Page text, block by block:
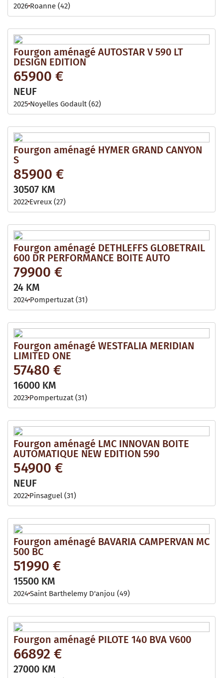
2026 Roanne (42)
Fourgon aménagé AUTOSTAR V 590 LT
DESIGN EDITION
65900 €
NEUF
2025 Noyelles Godault (62)
Fourgon aménagé HYMER GRAND CANYON
S
85900 €
30507 KM
2022 Evreux (27)
Fourgon aménagé DETHLEFFS GLOBETRAIL
600 DR PERFORMANCE BOITE AUTO
79900 €
24 KM
2024 Pompertuzat (31)
Fourgon aménagé WESTFALIA MERIDIAN
LIMITED ONE
57480 €
16000 KM
2023 Pompertuzat (31)
Fourgon aménagé LMC INNOVAN BOITE
AUTOMATIQUE NEW EDITION 590
54900 €
NEUF
2022 Pinsaguel (31)
Fourgon aménagé BAVARIA CAMPERVAN MC
500 BC
51990 €
15500 KM
2024Saint Barthelemy D'anjou (49)
Fourgon aménagé PILOTE 140 BVA V600
66892 €
27000 KM